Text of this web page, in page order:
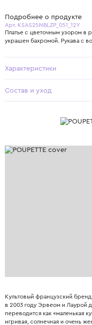
Подробнее о продукте
Арт. KSAS25NBLZP_051_12Y
Платье с цветочным узором в
украшен бахромой. Рукава с
Характеристики
Состав и уход
Культовый французский
в 2003 году Эрвеом и Лаурой
переводится как «маленькая
игривая, солнечная и очень